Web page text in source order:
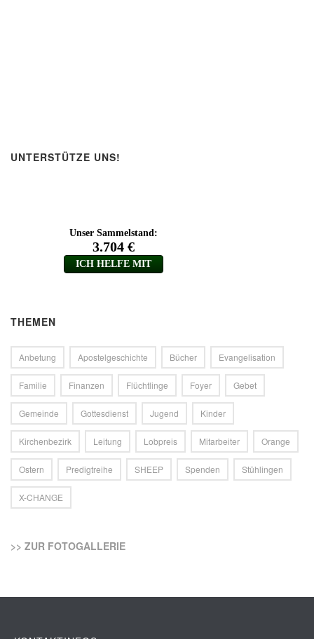
UNTERSTÜTZE UNS!
THEMEN
Anbetung Apostelgeschichte Bücher Evangelisation
Familie Finanzen Flüchtlinge Foyer Gebet
Gemeinde Gottesdienst Jugend Kinder
Kirchenbezirk Leitung Lobpreis Mitarbeiter Orange
Ostern Predigtreihe SHEEP Spenden Stühlingen
X-CHANGE
>> ZUR FOTOGALLERIE